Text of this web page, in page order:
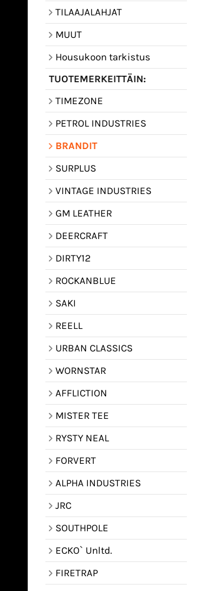
TILAAJALAHJAT
MUUT
Housukoon tarkistus
TUOTEMERKEITTÄIN:
TIMEZONE
PETROL INDUSTRIES
BRANDIT
SURPLUS
VINTAGE INDUSTRIES
GM LEATHER
DEERCRAFT
DIRTY12
ROCKANBLUE
SAKI
REELL
URBAN CLASSICS
WORNSTAR
AFFLICTION
MISTER TEE
RYSTY NEAL
FORVERT
ALPHA INDUSTRIES
JRC
SOUTHPOLE
ECKO` Unltd.
FIRETRAP